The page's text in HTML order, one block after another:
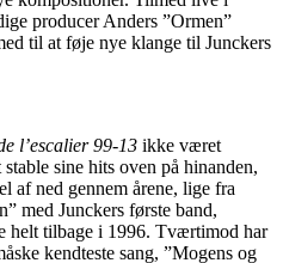
producer Anders ”Ormen”
til at føje nye klange til Junckers
l’escalier 99-13 ikke været
sine hits oven på hinanden,
af ned gennem årene, lige fra
med Junckers første band,
helt tilbage i 1996. Tværtimod har
kendteste sang, ”Mogens og